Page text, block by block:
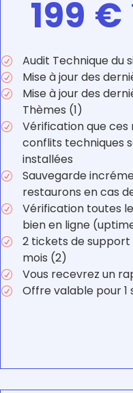
199 €
R Audit Technique du
R Mise à jour des
R
Mise à jour des
Thèmes (1)
R
Vérification que ces
conflits techniques
installées
R
Sauvegarde
restaurons en cas
R
Vérification toutes
bien en ligne
R
2 tickets de
mois (2)
R Vous recevrez un
R Offre valable pour 1